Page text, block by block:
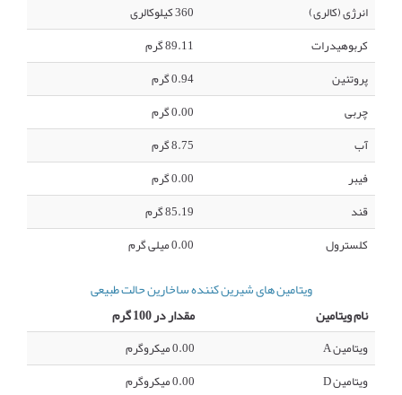
انرژی (کالری)
360 کیلوکالری
کربوهیدرات
89.11 گرم
پروتئین
0.94 گرم
چربی
0.00 گرم
آب
8.75 گرم
فیبر
0.00 گرم
قند
85.19 گرم
کلسترول
0.00 میلی گرم
ویتامین های شیرین کننده ساخارین حالت طبیعی
نام ویتامین
مقدار در 100 گرم
ویتامین A
0.00 میکروگرم
ویتامین D
0.00 میکروگرم